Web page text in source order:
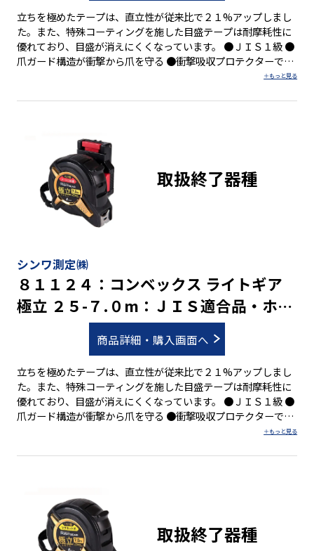
立ちを極めたテープは、直立性が従来比で２１%アップしまし
た。また、特殊コーティングを施した目盛テープは耐摩耗性に
優れており、目盛が消えにくくなっています。 ●ＪＩＳ１級 ●
爪ガード構造が衝撃から爪を守る ●衝撃吸収プロテクターで本
体を保護 ●ショックアブソーバー(衝撃吸収材)付 ●両面目盛 ●
付 ●ストラップ付 ●強力なネオジム磁石付の爪を採用 ●コン
シンワ測定㈱
８１１２４：コンベックス ライトギア
極立 ２５-７.０m：ＪＩＳ適合品・ホル
商品詳細・購入画面へ
立ちを極めたテープは、直立性が従来比で２１%アップしまし
た。また、特殊コーティングを施した目盛テープは耐摩耗性に
優れており、目盛が消えにくくなっています。 ●ＪＩＳ１級 ●
爪ガード構造が衝撃から爪を守る ●衝撃吸収プロテクターで本
体を保護 ●ショックアブソーバー(衝撃吸収材)付 ●両面目盛 ●
付 ●ストラップ付 ●コンベックス用ホルダーＭＡＧ-ＬＯＣＫ
取扱終了器種
取扱終了器種